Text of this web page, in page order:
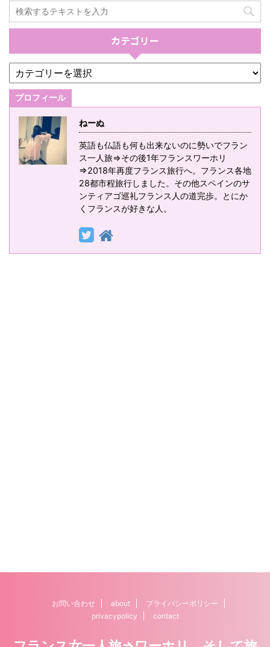
カテゴリー
プロフィール
ねーぬ
英語も仏語も何も出来ないのに勢いでフラン
ス一人旅⇒その後1年フランスワーホリ
⇒2018年再度フランス旅行へ。フランス各地
28都市程旅行しました。その他スペインのサ
ンティアゴ巡礼フランス人の道完歩。とにか
くフランスが好きな人。
お問い合わせ about
プライバシーポリシー
privacypolicy
contact